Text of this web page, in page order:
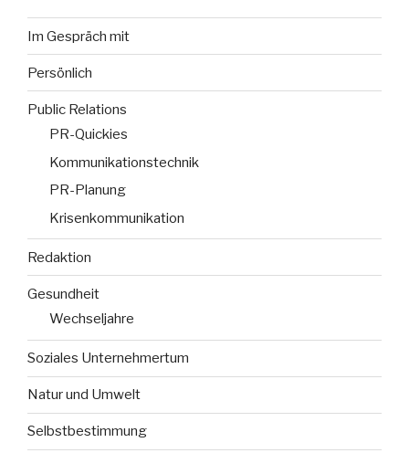
Im Gespräch mit
Persönlich
Public Relations
PR-Quickies
Kommunikationstechnik
PR-Planung
Krisenkommunikation
Redaktion
Gesundheit
Wechseljahre
Soziales Unternehmertum
Natur und Umwelt
Selbstbestimmung